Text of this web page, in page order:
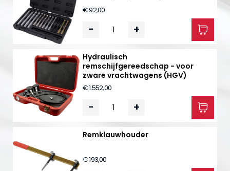
€ 92,00
- +
Hydraulisch
remschijfgereedschap - voor
zware vrachtwagens (HGV)
€ 1.552,00
- +
Remklauwhouder
€ 193,00